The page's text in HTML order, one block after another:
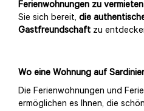
Ferienwohnungen zu
Sie sich bereit, die
Gastfreundschaft zu
Wo eine Wohnung auf
Die Ferienwohnungen und
ermöglichen es Ihnen, die